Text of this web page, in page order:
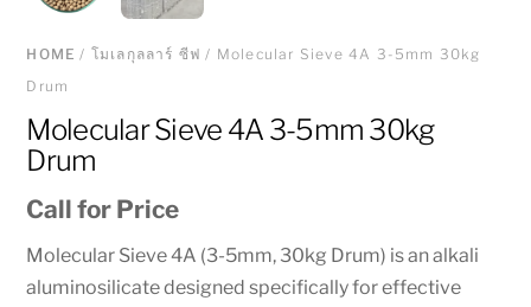
HOME / โมเลกุลลาร์ ซีฟ / Molecular Sieve 4A 3-5mm 30kg
Drum
Molecular Sieve 4A 3-5mm 30kg
Drum
Call for Price
Molecular Sieve 4A (3-5mm, 30kg Drum) is an alkali
aluminosilicate designed specifically for effective